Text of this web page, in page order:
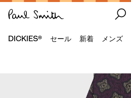
DICKIES® セール 新着 メンズ